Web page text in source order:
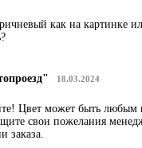
как на картинке
18.03.2024
Цвет может быть любым
свои пожелания
заказа.